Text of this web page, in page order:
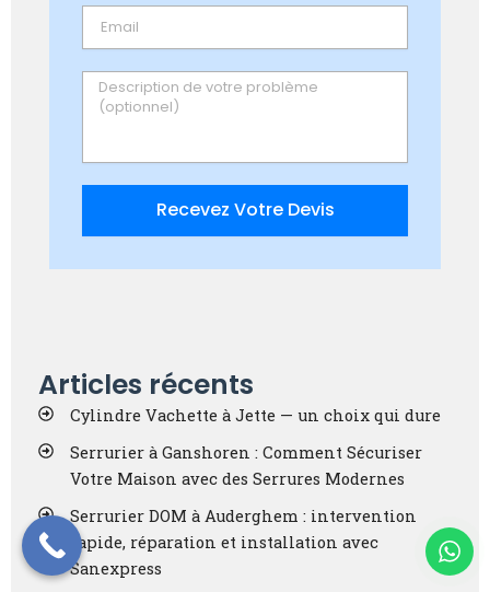
Message
Recevez Votre Devis
Articles récents
Cylindre Vachette à Jette — un choix qui dure
Serrurier à Ganshoren : Comment Sécuriser
Votre Maison avec des Serrures Modernes
Serrurier DOM à Auderghem : intervention
rapide, réparation et installation avec
Sanexpress